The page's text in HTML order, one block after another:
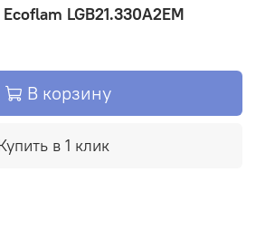
LGB21.330A2EM
В корзину
в 1 клик